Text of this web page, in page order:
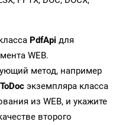
PdfApi для
WEB.
метод, например
экземпляра класса
из WEB, и укажите
второго